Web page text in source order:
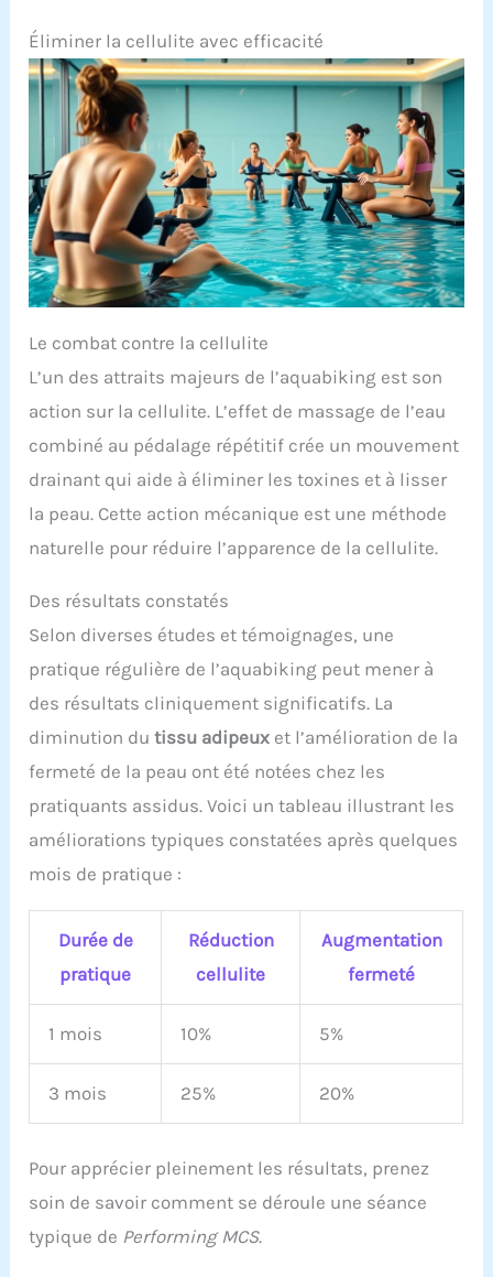
Éliminer la cellulite avec efficacité
Le combat contre la cellulite
L’un des attraits majeurs de l’aquabiking est son
action sur la cellulite. L’effet de massage de l’eau
combiné au pédalage répétitif crée un mouvement
drainant qui aide à éliminer les toxines et à lisser
la peau. Cette action mécanique est une méthode
naturelle pour réduire l’apparence de la cellulite.
Des résultats constatés
Selon diverses études et témoignages, une
pratique régulière de l’aquabiking peut mener à
des résultats cliniquement significatifs. La
diminution dutissu adipeux et l’amélioration de la
fermeté de la peau ont été notées chez les
pratiquants assidus. Voici un tableau illustrant les
améliorations typiques constatées après quelques
mois de pratique :
Durée de
pratique
Réduction
cellulite
Augmentation
fermeté
1 mois 10% 5%
3 mois 25% 20%
Pour apprécier pleinement les résultats, prenez
soin de savoir comment se déroule une séance
typique de Performing MCS.